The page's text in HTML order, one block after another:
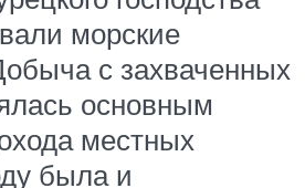
морские
с захваченных
основным
местных
была и